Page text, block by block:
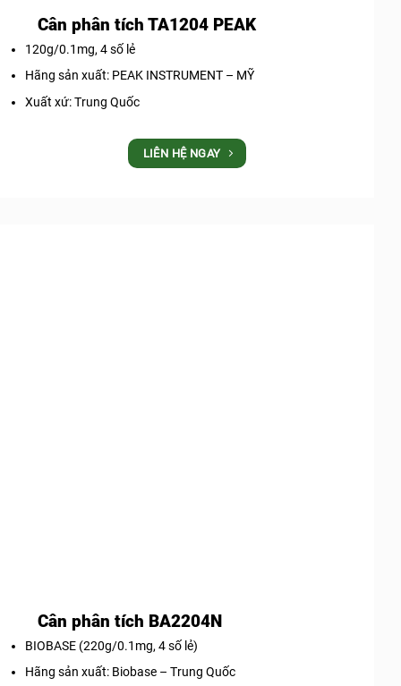
Cân phân tích TA1204 PEAK
120g/0.1mg, 4 số lẻ
Hãng sản xuất: PEAK INSTRUMENT – MỸ
Xuất xứ: Trung Quốc
LIÊN HỆ NGAY
Cân phân tích BA2204N
BIOBASE (220g/0.1mg, 4 số lẻ)
Hãng sản xuất: Biobase – Trung Quốc